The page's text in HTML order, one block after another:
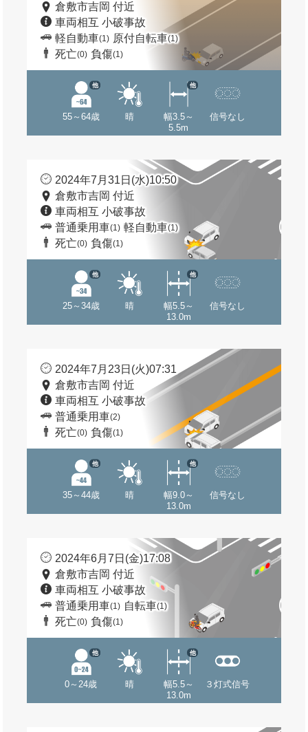
倉敷市吉岡 付近
車両相互 小破事故
軽自動車(1) 原付自転車(1)
死亡(0) 負傷(1)
55～64歳
他
晴
幅3.5～
5.5m
他
信号なし
2024年7月31日(水)10:50
倉敷市吉岡 付近
車両相互 小破事故
普通乗用車(1) 軽自動車(1)
死亡(0) 負傷(1)
25～34歳
他
晴
幅5.5～
13.0m
他
信号なし
2024年7月23日(火)07:31
倉敷市吉岡 付近
車両相互 小破事故
普通乗用車(2)
死亡(0) 負傷(1)
35～44歳
他
晴
幅9.0～
13.0m
他
信号なし
2024年6月7日(金)17:08
倉敷市吉岡 付近
車両相互 小破事故
普通乗用車(1) 自転車(1)
死亡(0) 負傷(1)
0～24歳
他
晴
幅5.5～
13.0m
他
３灯式信号